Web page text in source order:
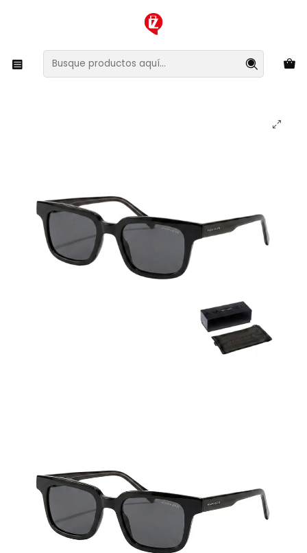
XMAS SALE ¡Compra antes de que la oferta termine!
Lentes y Accesorios Lentes de Sol
Lentes de Sol Hawkers Covent Black Dark Eco
HCOV26BBR0 - Talla 51mm